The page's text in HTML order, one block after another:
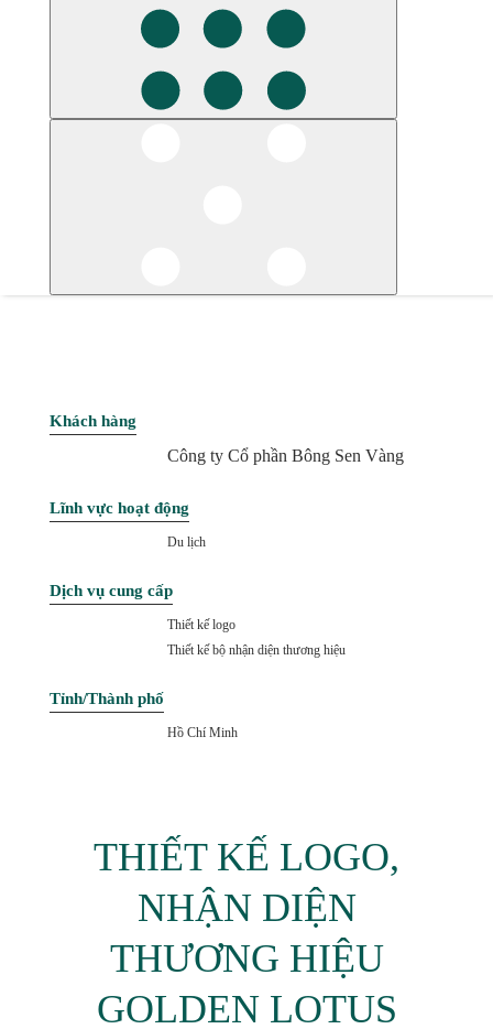
Khách hàng
Công ty Cổ phần Bông Sen Vàng
Lĩnh vực hoạt động
Du lịch
Dịch vụ cung cấp
Thiết kế logo
Thiết kế bộ nhận diện thương hiệu
Tỉnh/Thành phố
Hồ Chí Minh
THIẾT KẾ LOGO,
NHẬN DIỆN
THƯƠNG HIỆU
GOLDEN LOTUS